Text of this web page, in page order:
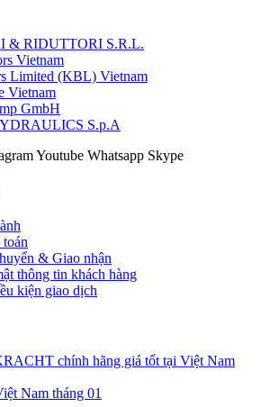
& RIDUTTORI S.R.L.
Vietnam
Limited (KBL) Vietnam
Vietnam
GmbH
S.p.A
Youtube Whatsapp Skype
& Giao nhận
thông tin khách hàng
kiện giao dịch
chính hãng giá tốt tại Việt Nam
Nam tháng 01